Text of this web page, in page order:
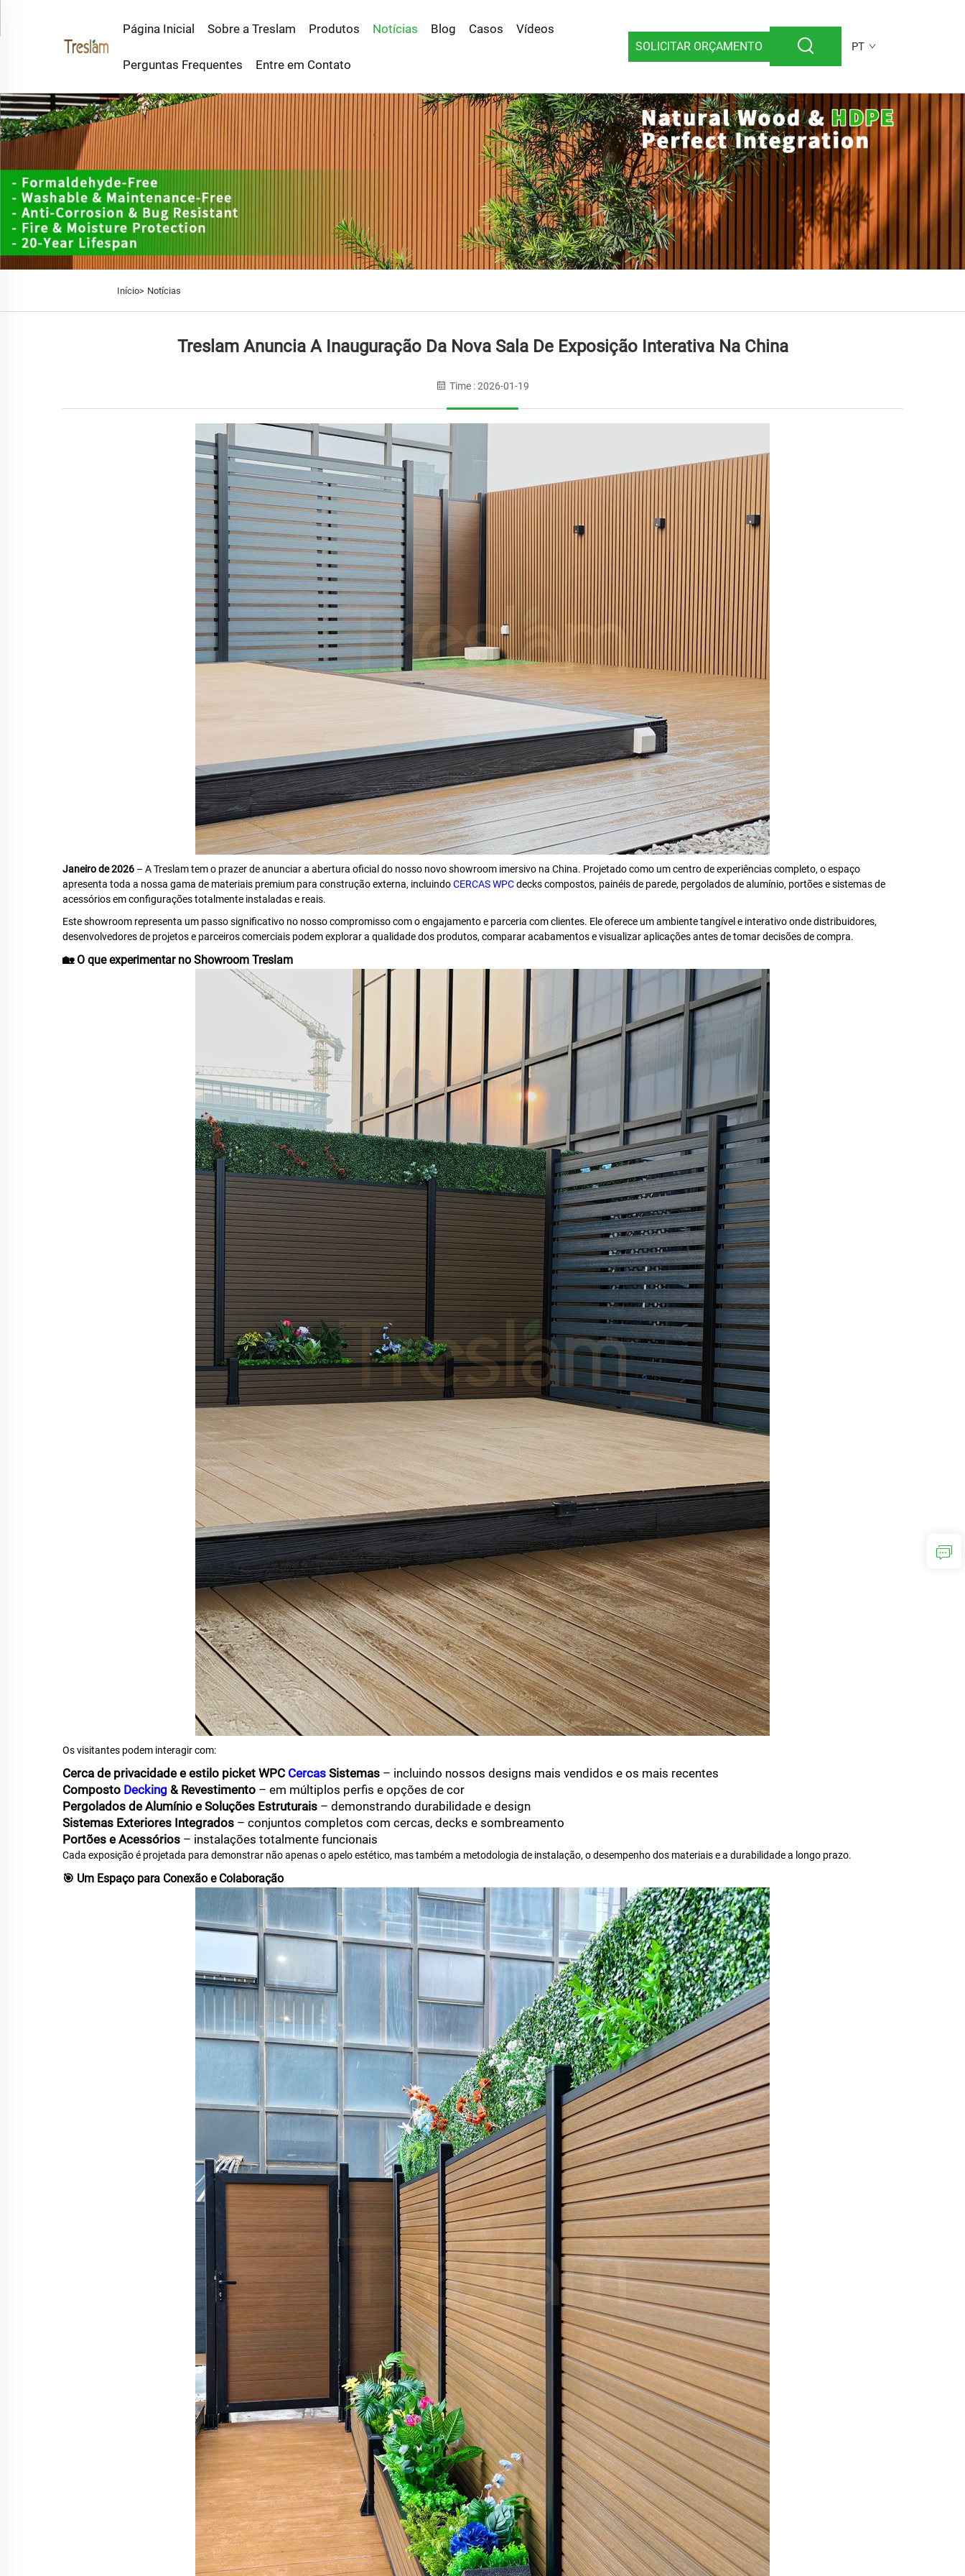
Página Inicial Sobre a Treslam Produtos Notícias Blog Casos Vídeos
Perguntas Frequentes Entre em Contato
SOLICITAR ORÇAMENTO PT
Início> Notícias
Treslam Anuncia A Inauguração Da Nova Sala De Exposição Interativa Na China
Time : 2026-01-19
Janeiro de 2026 – A Treslam tem o prazer de anunciar a abertura oficial do nosso novo showroom imersivo na China. Projetado como um centro de experiências completo, o espaço
apresenta toda a nossa gama de materiais premium para construção externa, incluindoCERCAS WPCdecks compostos, painéis de parede, pergolados de alumínio, portões e sistemas de
acessórios em configurações totalmente instaladas e reais.
Este showroom representa um passo significativo no nosso compromisso com o engajamento e parceria com clientes. Ele oferece um ambiente tangível e interativo onde distribuidores,
desenvolvedores de projetos e parceiros comerciais podem explorar a qualidade dos produtos, comparar acabamentos e visualizar aplicações antes de tomar decisões de compra.
🏡 O que experimentar no Showroom Treslam
Os visitantes podem interagir com:
Cerca de privacidade e estilo picket WPC Cercas Sistemas – incluindo nossos designs mais vendidos e os mais recentes
Composto Decking & Revestimento – em múltiplos perfis e opções de cor
Pergolados de Alumínio e Soluções Estruturais – demonstrando durabilidade e design
Sistemas Exteriores Integrados – conjuntos completos com cercas, decks e sombreamento
Portões e Acessórios – instalações totalmente funcionais
Cada exposição é projetada para demonstrar não apenas o apelo estético, mas também a metodologia de instalação, o desempenho dos materiais e a durabilidade a longo prazo.
🎯 Um Espaço para Conexão e Colaboração